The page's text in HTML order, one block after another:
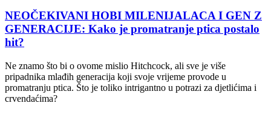
NEOČEKIVANI HOBI MILENIJALACA I GEN Z
GENERACIJE: Kako je promatranje ptica postalo
hit?
Ne znamo što bi o ovome mislio Hitchcock, ali sve je više
pripadnika mlađih generacija koji svoje vrijeme provode u
promatranju ptica. Što je toliko intrigantno u potrazi za djetlićima i
crvendaćima?